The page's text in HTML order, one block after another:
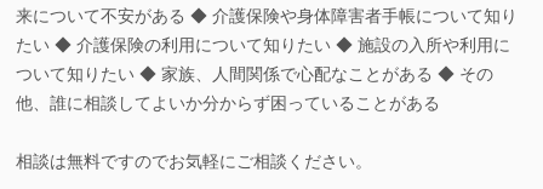
来について不安がある ◆ 介護保険や身体障害者手帳について知り
たい ◆ 介護保険の利用について知りたい ◆ 施設の入所や利用に
ついて知りたい ◆ 家族、人間関係で心配なことがある ◆ その
他、誰に相談してよいか分からず困っていることがある
相談は無料ですのでお気軽にご相談ください。